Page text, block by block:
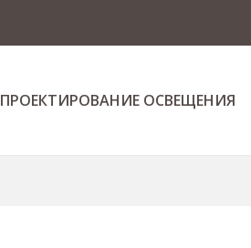
ПРОЕКТИРОВАНИЕ ОСВЕЩЕНИЯ